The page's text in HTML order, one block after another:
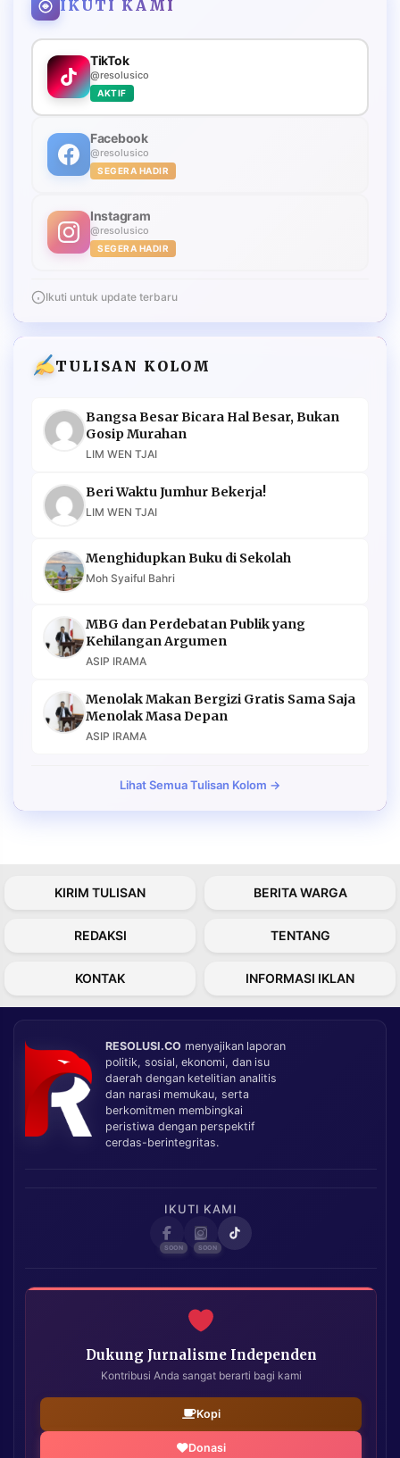
IKUTI KAMI
TikTok
@resolusico
AKTIF
Facebook
@resolusico
SEGERA HADIR
Instagram
@resolusico
SEGERA HADIR
Ikuti untuk update terbaru
TULISAN KOLOM
Bangsa Besar Bicara Hal Besar, Bukan
Gosip Murahan
LIM WEN TJAI
Beri Waktu Jumhur Bekerja!
LIM WEN TJAI
Menghidupkan Buku di Sekolah
Moh Syaiful Bahri
MBG dan Perdebatan Publik yang
Kehilangan Argumen
ASIP IRAMA
Menolak Makan Bergizi Gratis Sama Saja
Menolak Masa Depan
ASIP IRAMA
Lihat Semua Tulisan Kolom →
KIRIM TULISAN BERITA WARGA
REDAKSI TENTANG
KONTAK INFORMASI IKLAN
RESOLUSI.CO menyajikan laporan
politik, sosial, ekonomi, dan isu
daerah dengan ketelitian analitis
dan narasi memukau, serta
berkomitmen membingkai
peristiwa dengan perspektif
cerdas-berintegritas.
IKUTI KAMI
Dukung Jurnalisme Independen
Kontribusi Anda sangat berarti bagi kami
Kopi
Donasi